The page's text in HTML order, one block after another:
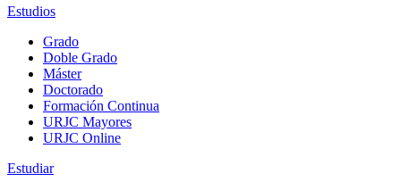
Estudios
Grado
Doble Grado
Máster
Doctorado
Formación Continua
URJC Mayores
URJC Online
Estudiar